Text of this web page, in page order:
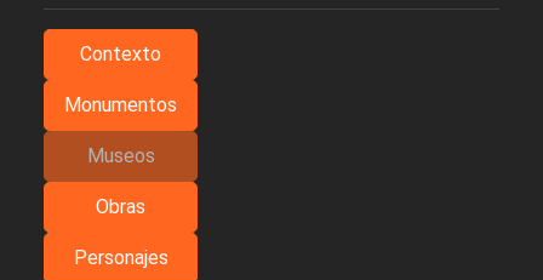
Contexto
Monumentos
Museos
Obras
Personajes